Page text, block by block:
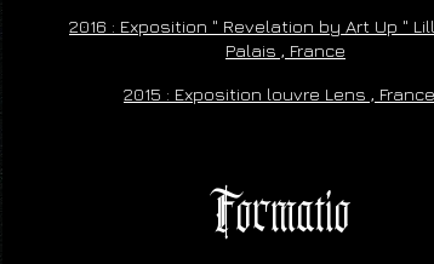
2016 : Exposition " Revelation by Art Up "
Palais , France
2015 : Exposition louvre Lens , France
Formatio